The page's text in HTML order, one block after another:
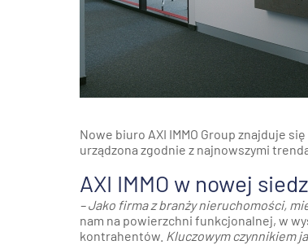
Nowe biuro AXI IMMO Group znajduje
urządzona zgodnie z najnowszymi
AXI IMMO w nowej
– Jako firma z branży nieruchomości,
nam na powierzchni funkcjonalnej, w
kontrahentów. Kluczowym czynnikiem